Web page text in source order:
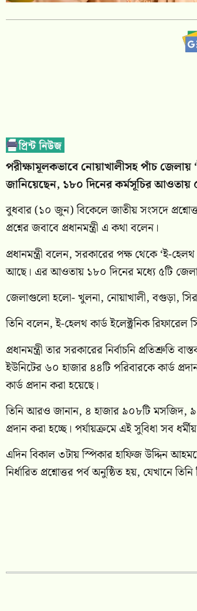
পরীক্ষামূলকভাবে নোয়াখালীসহ পাঁচ জেলায়
জানিয়েছেন, ১৮০ দিনের কর্মসূচির আওতায়
বুধবার (১০ জুন) বিকেলে জাতীয় সংসদে
প্রশ্নের জবাবে প্রধানমন্ত্রী এ কথা বলেন।
প্রধানমন্ত্রী বলেন, সরকারের পক্ষ থেকে ‘ই-
আছে। এর আওতায় ১৮০ দিনের মধ্যে ৫টি
জেলাগুলো হলো- খুলনা, নোয়াখালী, বগুড়া,
তিনি বলেন, ই-হেলথ কার্ড ইলেক্ট্রনিক রিফারেল
প্রধানমন্ত্রী তার সরকারের নির্বাচনি প্রতিশ্রুতি
ইউনিটের ৬০ হাজার ৪৪টি পরিবারকে কার্ড
কার্ড প্রদান করা হয়েছে।
তিনি আরও জানান, ৪ হাজার ৯০৮টি মসজিদ,
প্রদান করা হচ্ছে। পর্যায়ক্রমে এই সুবিধা সব
এদিন বিকাল ৩টায় স্পিকার হাফিজ উদ্দিন
নির্ধারিত প্রশ্নোত্তর পর্ব অনুষ্ঠিত হয়, যেখানে